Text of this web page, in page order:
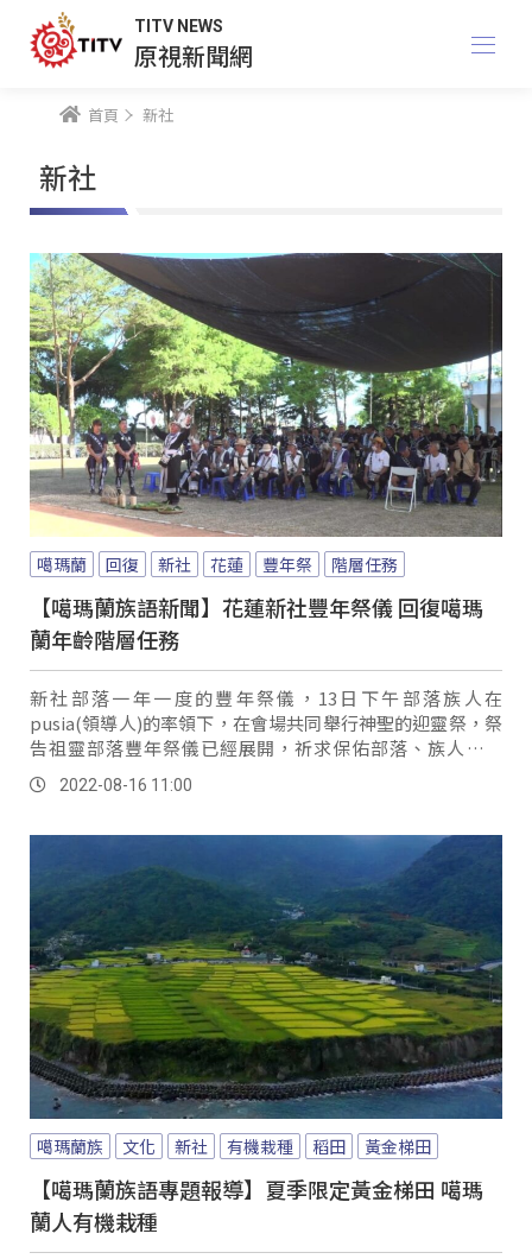
TITV NEWS
原視新聞網
首頁 新社
新社
噶瑪蘭 回復 新社 花蓮 豐年祭 階層任務
【噶瑪蘭族語新聞】花蓮新社豐年祭儀 回復噶瑪
蘭年齡階層任務
新社部落一年一度的豐年祭儀，13日下午部落族人在
pusia(領導人)的率領下，在會場共同舉行神聖的迎靈祭，祭
告祖靈部落豐年祭儀已經展開，祈求保佑部落、族人平安
等，隨後部落族人在領唱者的引領下，共同傳唱傳統歌舞，
傳承部落祭儀文化。
2022-08-16 11:00
噶瑪蘭族 文化 新社 有機栽種 稻田 黃金梯田
【噶瑪蘭族語專題報導】夏季限定黃金梯田 噶瑪
蘭人有機栽種